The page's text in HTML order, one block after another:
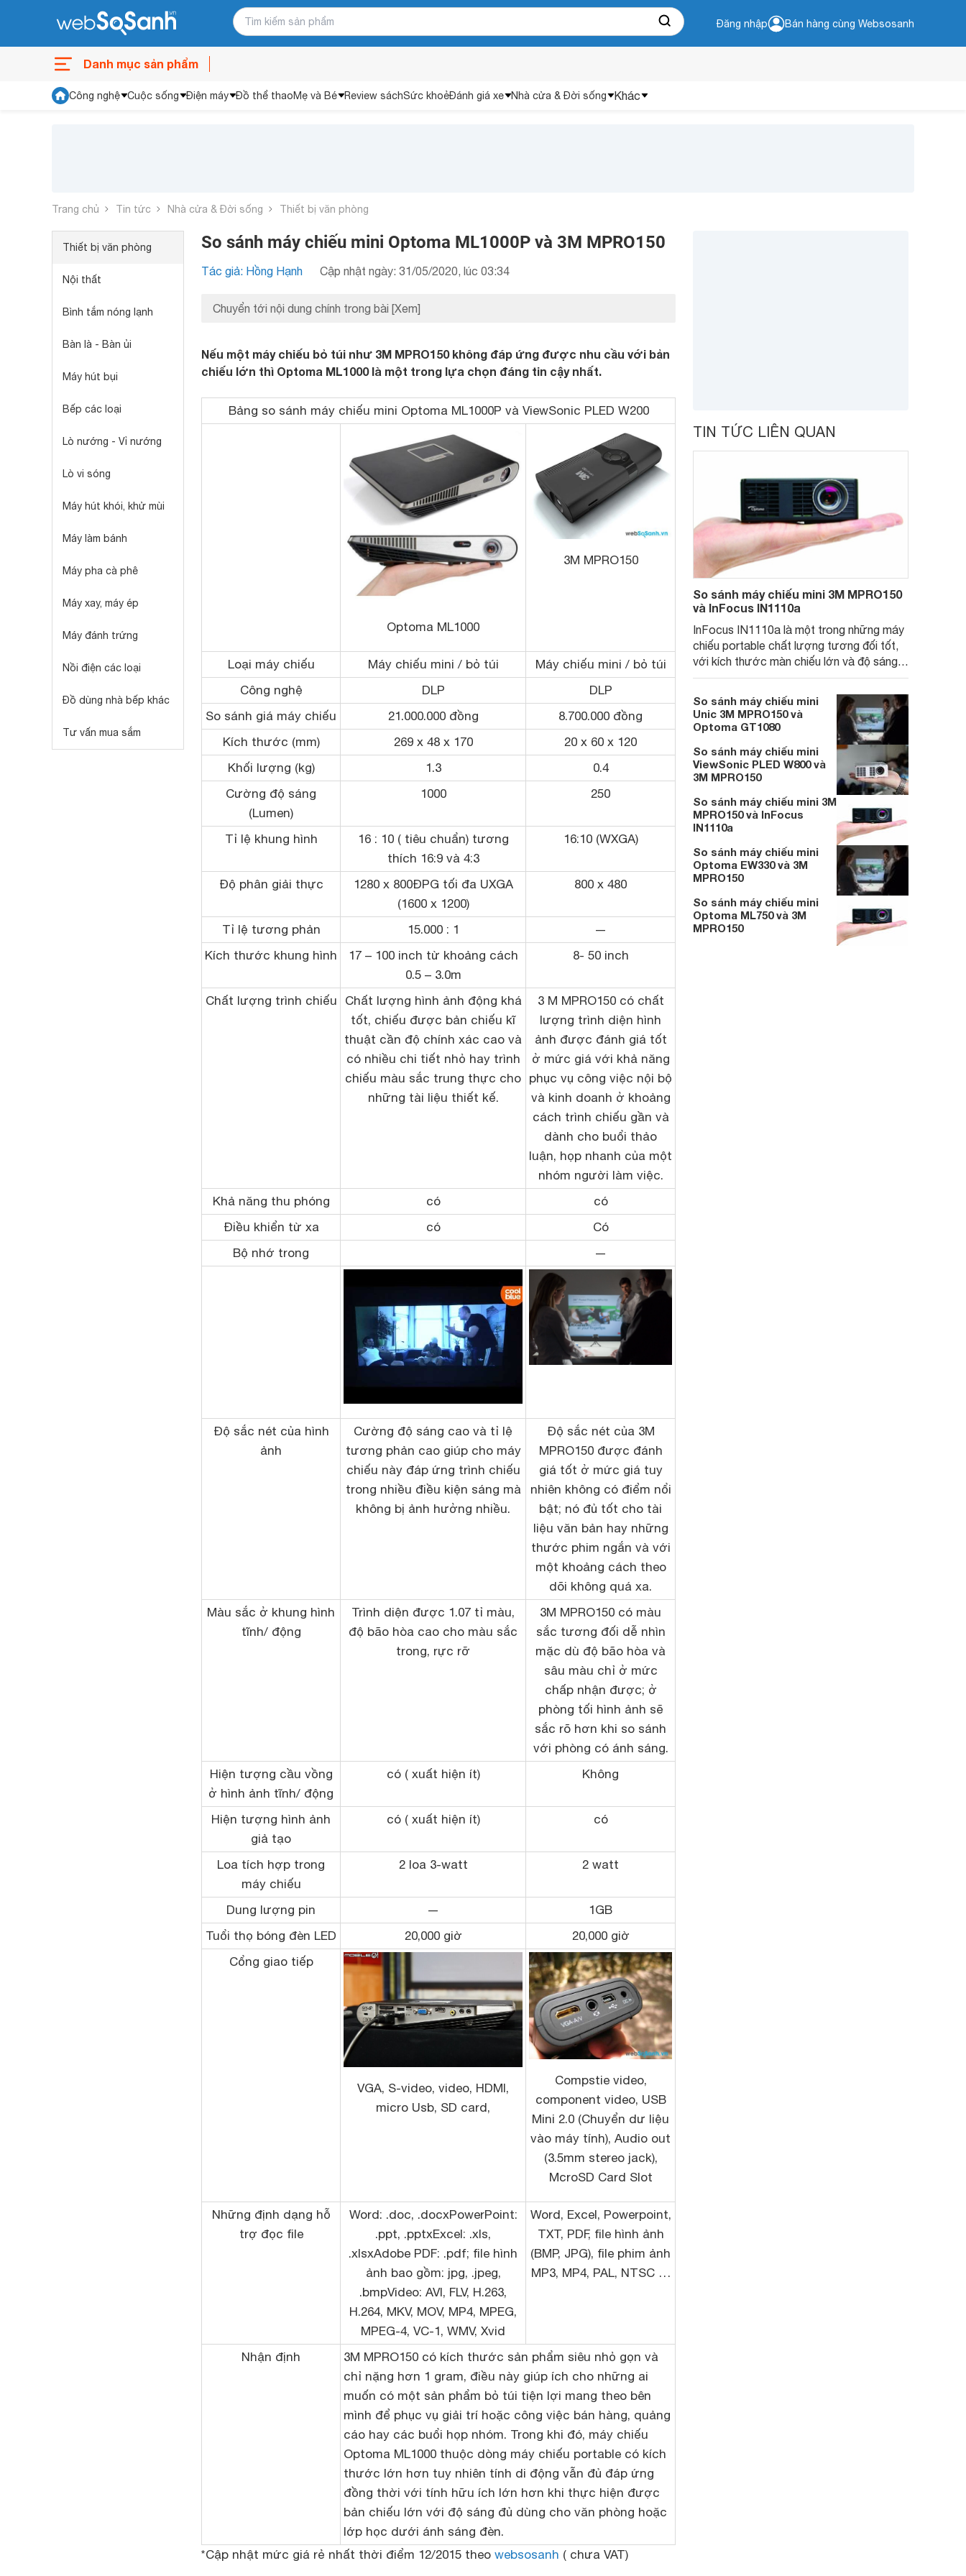
Đăng nhập Bán hàng cùng Websosanh
Danh mục sản phẩm
Công nghệ Cuộc sống Điện máy Đồ thể thaoMẹ và Bé Review sáchSức khoẻĐánh giá xe Nhà cửa & Đời sống Khác
Trang chủ Tin tức Nhà cửa & Đời sống Thiết bị văn phòng
Thiết bị văn phòng
Nội thất
Bình tắm nóng lạnh
Bàn là - Bàn ủi
Máy hút bụi
Bếp các loại
Lò nướng - Vỉ nướng
Lò vi sóng
Máy hút khói, khử mùi
Máy làm bánh
Máy pha cà phê
Máy xay, máy ép
Máy đánh trứng
Nồi điện các loại
Đồ dùng nhà bếp khác
Tư vấn mua sắm
So sánh máy chiếu mini Optoma ML1000P và 3M MPRO150
Tác giả: Hồng Hạnh Cập nhật ngày: 31/05/2020, lúc 03:34
Chuyển tới nội dung chính trong bài [Xem]
Nếu một máy chiếu bỏ túi như 3M MPRO150 không đáp ứng được nhu cầu với bản
chiếu lớn thì Optoma ML1000 là một trong lựa chọn đáng tin cậy nhất.
Bảng so sánh máy chiếu mini Optoma ML1000P và ViewSonic PLED W200
Optoma ML1000
3M MPRO150
Loại máy chiếu Máy chiếu mini / bỏ túi
Máy chiếu mini / bỏ túi
Công nghệ
DLP
DLP
So sánh giá máy chiếu
21.000.000 đồng
8.700.000 đồng
Kích thước (mm)
269 x 48 x 170
20 x 60 x 120
Khối lượng (kg)
1.3
0.4
Cường độ sáng
(Lumen)
1000 250
Tỉ lệ khung hình
16 : 10 ( tiêu chuẩn) tương
thích 16:9 và 4:3
16:10 (WXGA)
Độ phân giải thực
1280 x 800ĐPG tối đa UXGA
(1600 x 1200)
800 x 480
Tỉ lệ tương phản 15.000 : 1
—
Kích thước khung hình
17 – 100 inch từ khoảng cách
0.5 – 3.0m
8- 50 inch
Chất lượng trình chiếu
Chất lượng hình ảnh động khá
tốt, chiếu được bản chiếu kĩ
thuật cần độ chính xác cao và
có nhiều chi tiết nhỏ hay trình
chiếu màu sắc trung thực cho
những tài liệu thiết kế.
3 M MPRO150 có chất
lượng trình diện hình
ảnh được đánh giá tốt
ở mức giá với khả năng
phục vụ công việc nội bộ
và kinh doanh ở khoảng
cách trình chiếu gần và
dành cho buổi thảo
luận, họp nhanh của một
nhóm người làm việc.
Khả năng thu phóng
có
có
Điều khiển từ xa
có
Có
Bộ nhớ trong
—
Độ sắc nét của hình
ảnh
Cường độ sáng cao và tỉ lệ
tương phản cao giúp cho máy
chiếu này đáp ứng trình chiếu
trong nhiều điều kiện sáng mà
không bị ảnh hưởng nhiều.
Độ sắc nét của3M
MPRO150 được đánh
giá tốt ở mức giá tuy
nhiên không có điểm nổi
bật; nó đủ tốt cho tài
liệu văn bản hay những
thước phim ngắn và với
một khoảng cách theo
dõi không quá xa.
Màu sắc ở khung hình
tĩnh/ động
Trình diện được 1.07 tỉ màu,
độ bão hòa cao cho màu sắc
trong, rực rỡ
3M MPRO150 có màu
sắc tương đối dễ nhìn
mặc dù độ bão hòa và
sâu màu chỉ ở mức
chấp nhận được; ở
phòng tối hình ảnh sẽ
sắc rõ hơn khi so sánh
với phòng có ánh sáng.
Hiện tượng cầu vồng
ở hình ảnh tĩnh/ động
có ( xuất hiện ít) Không
Hiện tượng hình ảnh
giả tạo
có ( xuất hiện ít) có
Loa tích hợp trong
máy chiếu
2 loa 3-watt 2 watt
Dung lượng pin —
1GB
Tuổi thọ bóng đèn LED
20,000 giờ
20,000 giờ
Cổng giao tiếp
VGA, S-video, video, HDMI,
micro Usb, SD card,
Compstie video,
component video, USB
Mini 2.0 (Chuyển dư liệu
vào máy tính), Audio out
(3.5mm stereo jack),
McroSD Card Slot
Những định dạng hỗ
trợ đọc file
Word: .doc, .docxPowerPoint:
.ppt, .pptxExcel: .xls,
.xlsxAdobe PDF: .pdf; file hình
ảnh bao gồm: jpg, .jpeg,
.bmpVideo: AVI, FLV, H.263,
H.264, MKV, MOV, MP4, MPEG,
MPEG-4, VC-1, WMV, Xvid
Word, Excel, Powerpoint,
TXT, PDF, file hình ảnh
(BMP, JPG), file phim ảnh
MP3, MP4, PAL, NTSC …
Nhận định
3M MPRO150 có kích thước sản phẩm siêu nhỏ gọn và
chỉ nặng hơn 1 gram, điều này giúp ích cho những ai
muốn có một sản phẩm bỏ túi tiện lợi mang theo bên
mình để phục vụ giải trí hoặc công việc bán hàng, quảng
cáo hay các buổi họp nhóm. Trong khi đó, máy chiếu
Optoma ML1000 thuộc dòng máy chiếu portable có kích
thước lớn hơn tuy nhiên tính di động vẫn đủ đáp ứng
đồng thời với tính hữu ích lớn hơn khi thực hiện được
bản chiếu lớn với độ sáng đủ dùng cho văn phòng hoặc
lớp học dưới ánh sáng đèn.
*Cập nhật mức giá rẻ nhất thời điểm 12/2015 theo websosanh ( chưa VAT)
TIN TỨC LIÊN QUAN
So sánh máy chiếu mini 3M MPRO150
và InFocus IN1110a
InFocus IN1110a là một trong những máy
chiếu portable chất lượng tương đối tốt,
với kích thước màn chiếu lớn và độ sáng
cao, ngoài ra hỗ trợ 3D còn giúp máy
chiếu này tăng tính cạnh tranh trong mức
giá 17 triệu.
So sánh máy chiếu mini
Unic 3M MPRO150 và
Optoma GT1080
So sánh máy chiếu mini
ViewSonic PLED W800 và
3M MPRO150
So sánh máy chiếu mini 3M
MPRO150 và InFocus
IN1110a
So sánh máy chiếu mini
Optoma EW330 và 3M
MPRO150
So sánh máy chiếu mini
Optoma ML750 và 3M
MPRO150